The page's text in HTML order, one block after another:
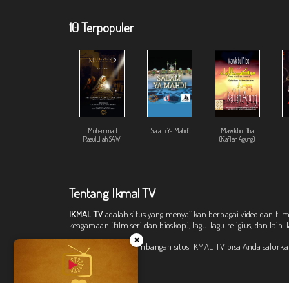
10 Terpopuler
Muhammad
Rasulullah SAW
Salam Ya Mahdi
Mawkibul `Iba
(Kafilah Agung)
Tentang Ikmal TV
IKMAL TVadalah situs yang menyajikan berbagai video dan
keagamaan (film seri dan bioskop), lagu-lagu religius, dan lain-
Donasi untuk pengembangan situs IKMAL TV bisa Anda
×